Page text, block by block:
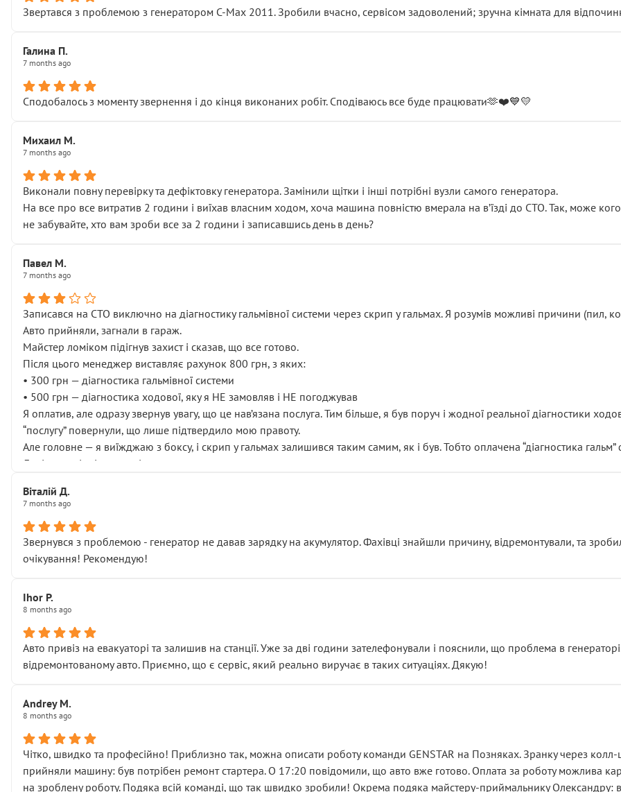
Звертався з проблемою з генератором C-Max 2011. Зробили вчасно, сервісом задоволений; зручна кімната для
Галина П.
7 months ago
Сподобалось з моменту звернення і до кінця виконаних робіт. Сподіваюсь все буде працювати🫶❤️💙💛
Михаил М.
7 months ago
Виконали повну перевірку та дефіктовку генератора. Замінили щітки і інші потрібні вузли самого генератора.
На все про все витратив 2 години і виїхав власним ходом, хоча машина повністю вмерала на вʼїзді до СТО. Так, може
не забувайте, хто вам зроби все за 2 години і записавшись день в день?
Павел М.
7 months ago
Записався на СТО виключно на діагностику гальмівної системи через скрип у гальмах. Я розумів можливі причини (пил,
Авто прийняли, загнали в гараж.
Майстер ломіком підігнув захист і сказав, що все готово.
Після цього менеджер виставляє рахунок 800 грн, з яких:
• 300 грн — діагностика гальмівної системи
• 500 грн — діагностика ходової, яку я НЕ замовляв і НЕ погоджував
Я оплатив, але одразу звернув увагу, що це нав’язана послуга. Тим більше, я був поруч і жодної реальної діагностики
“послугу” повернули, що лише підтвердило мою правоту.
Але головне — я виїжджаю з боксу, і скрип у гальмах залишився таким самим, як і був. Тобто оплачена “діагностика
Далі ситуація тільки погіршилась:
• що біля авто стояти вже не можна
( ну все зняли та доробили) дякую!
Окремий момент, який виглядає абсурдно:
мені заявили, що бачок гальмівної рідини потрібно міняти разом із головним гальмівним циліндром у зборі.
Що прикро — це не перший мій візит. Раніше міняв у вас стартер, і тоді сервіс наче справив хороше враження. Але
пояснили, що це “старі гайки, які відкручували”, і попросили не хвилюватися. ( надіюсь новий власник, не застяг в полі))
Але після нинішнього візиту такі дрібниці вже не здаються дрібницями.
Я — клієнт, який працює на довірі, і саме її цей сервіс серйозно підірвав.
Хотілося б більше:
• прозорості в роботах і рахунках
• реальної діагностики, а не формального “подивились і поїхав”
На жаль, складається враження, що сервіс працює не на якість, а “аби швидше і дорожче”. Саме це і псує загальне
Стосовно комунікації - все добре
Віталій Д.
7 months ago
Звернувся з проблемою - генератор не давав зарядку на акумулятор. Фахівці знайшли причину, відремонтували, та
очікування! Рекомендую!
Ihor P.
8 months ago
Авто привіз на евакуаторі та залишив на станції. Уже за дві години зателефонували і пояснили, що проблема в
відремонтованому авто. Приємно, що є сервіс, який реально виручає в таких ситуаціях. Дякую!
Andrey M.
8 months ago
Чітко, швидко та професійно! Приблизно так, можна описати роботу команди GENSTAR на Позняках. Зранку через колл-
прийняли машину: був потрібен ремонт стартера. О 17:20 повідомили, що авто вже готово. Оплата за роботу можлива
на зроблену роботу. Подяка всій команді, що так швидко зробили! Окрема подяка майстеру-приймальнику Олександру: